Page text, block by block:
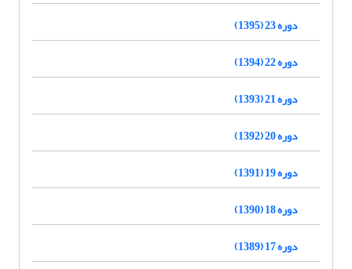
دوره 23 (1395)
دوره 22 (1394)
دوره 21 (1393)
دوره 20 (1392)
دوره 19 (1391)
دوره 18 (1390)
دوره 17 (1389)